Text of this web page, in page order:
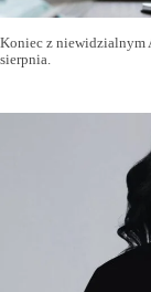
Koniec z niewidzialnym
sierpnia.